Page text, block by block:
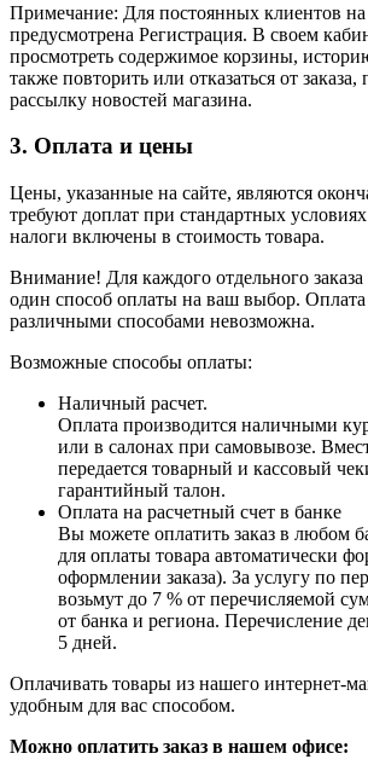
Примечание: Для постоянных клиентов на
предусмотрена Регистрация. В своем
просмотреть содержимое корзины,
также повторить или отказаться от заказа,
рассылку новостей магазина.
3. Оплата и цены
Цены, указанные на сайте, являются
требуют доплат при стандартных
налоги включены в стоимость товара.
Внимание! Для каждого отдельного
один способ оплаты на ваш выбор. Оплата
различными способами невозможна.
Возможные способы оплаты:
Наличный расчет.
Оплата производится наличными
или в салонах при самовывозе.
передается товарный и кассовый
гарантийный талон.
Оплата на расчетный счет в банке
Вы можете оплатить заказ в любом
для оплаты товара автоматически
оформлении заказа). За услугу по
возьмут до 7 % от перечисляемой
от банка и региона. Перечисление
5 дней.
Оплачивать товары из нашего интернет-
удобным для вас способом.
Можно оплатить заказ в нашем офисе: